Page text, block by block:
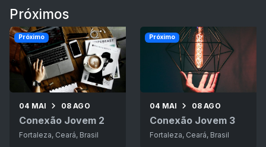
Próximos
04 MAI 08 AGO
Conexão Jovem 2
Fortaleza, Ceará, Brasil
Próximo
04 MAI 08 AGO
Conexão Jovem 3
Fortaleza, Ceará, Brasil
Próximo